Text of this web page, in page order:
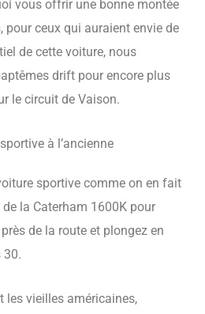
vous offrir une bonne montée
pour ceux qui auraient envie de
de cette voiture, nous
drift pour encore plus
le circuit de Vaison.
à l’ancienne
sportive comme on en fait
la Caterham 1600K pour
de la route et plongez en
30.
les vieilles américaines,